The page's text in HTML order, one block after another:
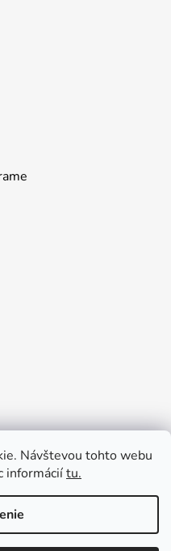
Návštevou tohto webu
informáciítu.